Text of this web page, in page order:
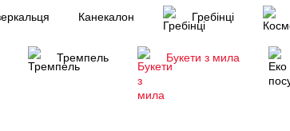
Канекалон Гребінці
Тремпель Букети з мила